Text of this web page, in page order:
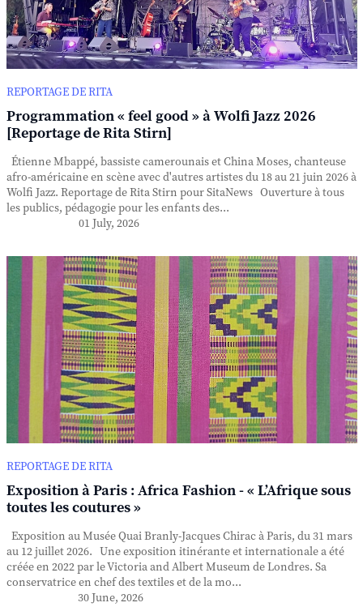
REPORTAGE DE RITA
Programmation « feel good » à Wolfi Jazz 2026
[Reportage de Rita Stirn]
Étienne Mbappé, bassiste camerounais et China Moses, chanteuse
afro-américaine en scène avec d'autres artistes du 18 au 21 juin 2026 à
Wolfi Jazz. Reportage de Rita Stirn pour SitaNews Ouverture à tous
les publics, pédagogie pour les enfants des...
01 July, 2026
REPORTAGE DE RITA
Exposition à Paris : Africa Fashion - « L’Afrique sous
toutes les coutures »
Exposition au Musée Quai Branly-Jacques Chirac à Paris, du 31 mars
au 12 juillet 2026. Une exposition itinérante et internationale a été
créée en 2022 par le Victoria and Albert Museum de Londres. Sa
conservatrice en chef des textiles et de la mo...
30 June, 2026